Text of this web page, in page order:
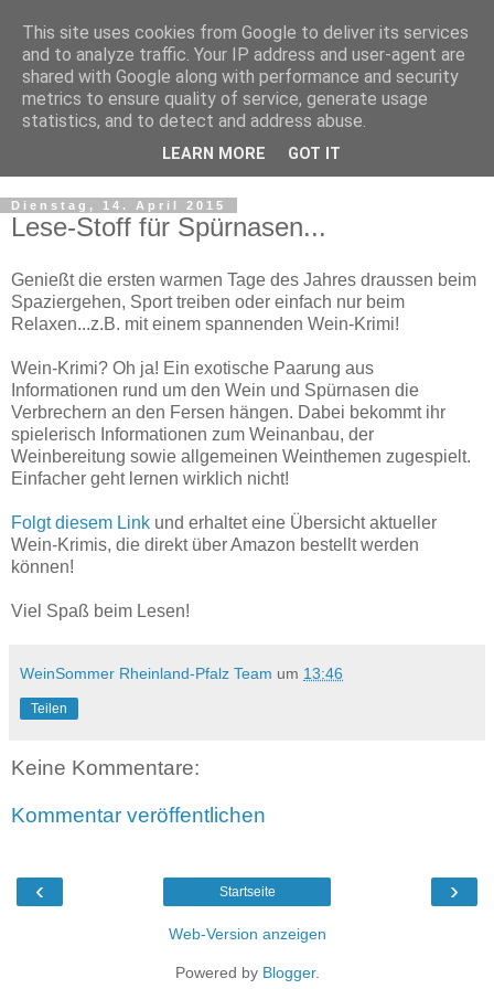
WeinMesse Rheinland-
Pfalz in Bochum
Die WeinGenuss- und Einkaufsmesse
Dienstag, 14. April 2015
Lese-Stoff für Spürnasen...
Genießt die ersten warmen Tage des Jahres draussen beim
Spaziergehen, Sport treiben oder einfach nur beim
Relaxen...z.B. mit einem spannenden Wein-Krimi!
Wein-Krimi? Oh ja! Ein exotische Paarung aus
Informationen rund um den Wein und Spürnasen die
Verbrechern an den Fersen hängen. Dabei bekommt ihr
spielerisch Informationen zum Weinanbau, der
Weinbereitung sowie allgemeinen Weinthemen zugespielt.
Einfacher geht lernen wirklich nicht!
Folgt diesem Link und erhaltet eine Übersicht aktueller
Wein-Krimis, die direkt über Amazon bestellt werden
können!
Viel Spaß beim Lesen!
WeinSommer Rheinland-Pfalz Team um 13:46
Teilen
Keine Kommentare:
Kommentar veröffentlichen
‹ ›
Startseite
Web-Version anzeigen
Powered by Blogger.
This site uses cookies from Google to deliver its services
and to analyze traffic. Your IP address and user-agent are
shared with Google along with performance and security
metrics to ensure quality of service, generate usage
statistics, and to detect and address abuse.
LEARN MORE GOT IT